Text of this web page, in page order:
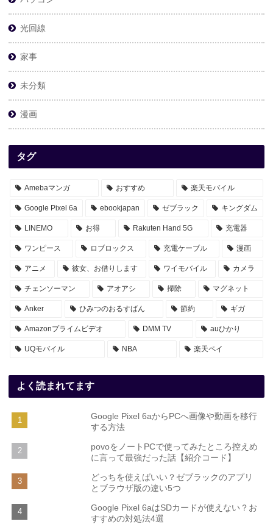
光回線
家事
未分類
漫画
タグ
Amebaマンガ おすすめ 楽天モバイル
Google Pixel 6a ebookjapan ゼブラック キングダム
LINEMO お得 Rakuten Hand 5G 充電器
ワンピース ロブロックス 充電ケーブル 漫画
アニメ 彼女、お借りします ワイモバイル カメラ
チェンソーマン アオアシ 掃除 マグネット
Anker ひみつのおるすばん 節約 ギガ
Amazonプライムビデオ DMM TV auひかり
UQモバイル NBA 楽天ペイ
よく読まれてます
Google Pixel 6aからPCへ画像や動画を移行
する方法
povoをノートPCで使ってみたところ控えめ
に言って最強だった話【紹介コード】
どっちを使えばいい？ゼブラックのアプリ
とブラウザ版の違い5つ
Google Pixel 6aはSDカードが使えない？お
すすめの対処法4選